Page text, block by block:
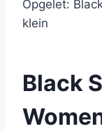
Opgelet:
klein
Black